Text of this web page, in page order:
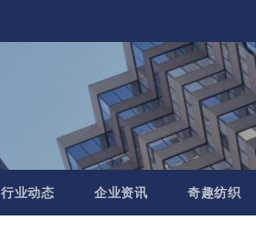
行业动态 企业资讯 奇趣纺织